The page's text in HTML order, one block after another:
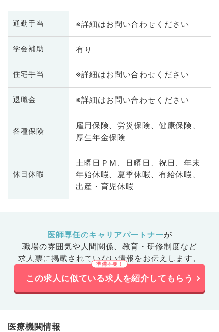
通勤手当 ※詳細はお問い合わせください
学会補助 有り
住宅手当 ※詳細はお問い合わせください
退職金 ※詳細はお問い合わせください
各種保険
雇用保険、労災保険、健康保険、
厚生年金保険
休日休暇
土曜日ＰＭ、日曜日、祝日、年末
年始休暇、夏季休暇、有給休暇、
出産・育児休暇
医師専任のキャリアパートナーが
職場の雰囲気や人間関係、 教育・研修制度など
求人票に掲載されていない情報をお伝えします。
この求人に似ている求人を紹介してもらう
医療機関情報